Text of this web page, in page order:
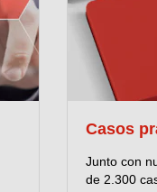
Casos
Junto con
de 2.300